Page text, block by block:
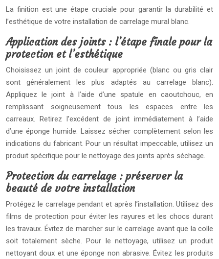
La finition est une étape cruciale pour garantir la durabilité et
l’esthétique de votre installation de carrelage mural blanc.
Application des joints : l’étape finale pour la
protection et l’esthétique
Choisissez un joint de couleur appropriée (blanc ou gris clair
sont généralement les plus adaptés au carrelage blanc).
Appliquez le joint à l’aide d’une spatule en caoutchouc, en
remplissant soigneusement tous les espaces entre les
carreaux. Retirez l’excédent de joint immédiatement à l’aide
d’une éponge humide. Laissez sécher complètement selon les
indications du fabricant. Pour un résultat impeccable, utilisez un
produit spécifique pour le nettoyage des joints après séchage.
Protection du carrelage : préserver la
beauté de votre installation
Protégez le carrelage pendant et après l’installation. Utilisez des
films de protection pour éviter les rayures et les chocs durant
les travaux. Évitez de marcher sur le carrelage avant que la colle
soit totalement sèche. Pour le nettoyage, utilisez un produit
nettoyant doux et une éponge non abrasive. Évitez les produits